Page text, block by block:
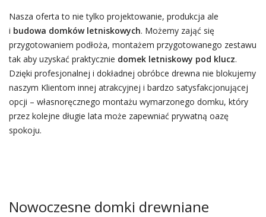
Nasza oferta to nie tylko projektowanie, produkcja ale
i budowa domków letniskowych. Możemy zająć się
przygotowaniem podłoża, montażem przygotowanego zestawu
tak aby uzyskać praktycznie domek letniskowy pod klucz.
Dzięki profesjonalnej i dokładnej obróbce drewna nie blokujemy
naszym Klientom innej atrakcyjnej i bardzo satysfakcjonującej
opcji – własnoręcznego montażu wymarzonego domku, który
przez kolejne długie lata może zapewniać prywatną oazę
spokoju.
Nowoczesne domki drewniane